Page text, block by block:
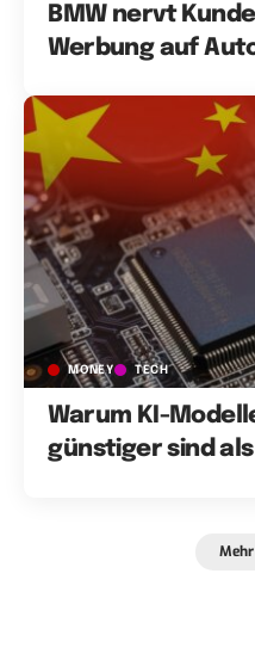
BMW nervt
Werbung auf
MONEY TECH
Warum KI-
günstiger sind als